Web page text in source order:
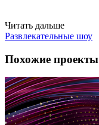
Читать дальше
Развлекательные шоу
Похожие проекты